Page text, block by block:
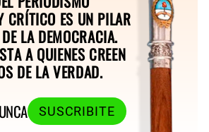
CRÍTICO ES UN PILAR
LA DEMOCRACIA.
A QUIENES CREEN
DE LA VERDAD.
SUSCRIBITE